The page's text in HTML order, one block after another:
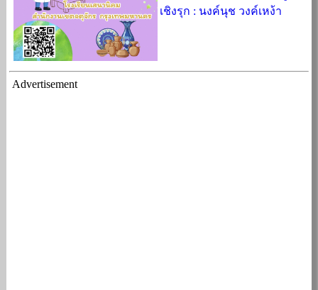
เชิงรุก : นงค์นุช วงค์เหง้า
Advertisement